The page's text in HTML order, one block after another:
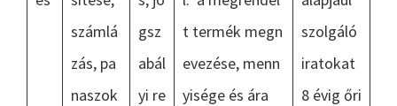
számlá
zás, pa
naszok
gsz
abál
yi re
t termék megn
evezése, menn
yisége és ára
szolgáló
iratokat
8 évig őri